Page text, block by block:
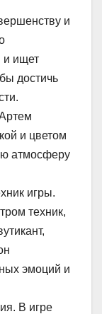
и
и ищет
достичь
и цветом
атмосферу
игры.
техник,
эмоций и
В игре